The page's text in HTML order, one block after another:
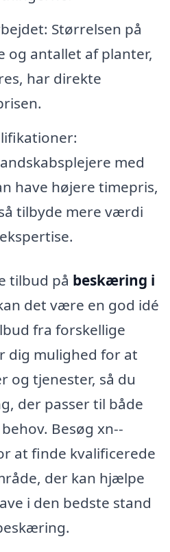
Størrelsen på
og antallet af planter,
har direkte
med
have højere timepris,
tilbyde mere værdi
tilbud på beskæring i
det være en god idé
fra forskellige
dig mulighed for at
og tjenester, så du
der passer til både
Besøg xn--
at finde kvalificerede
der kan hjælpe
i den bedste stand